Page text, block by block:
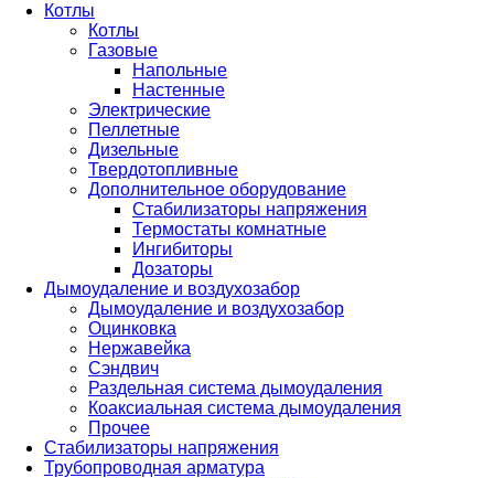
Котлы
Котлы
Газовые
Напольные
Настенные
Электрические
Пеллетные
Дизельные
Твердотопливные
Дополнительное оборудование
Стабилизаторы напряжения
Термостаты комнатные
Ингибиторы
Дозаторы
Дымоудаление и воздухозабор
Дымоудаление и воздухозабор
Оцинковка
Нержавейка
Сэндвич
Раздельная система дымоудаления
Коаксиальная система дымоудаления
Прочее
Стабилизаторы напряжения
Трубопроводная арматура